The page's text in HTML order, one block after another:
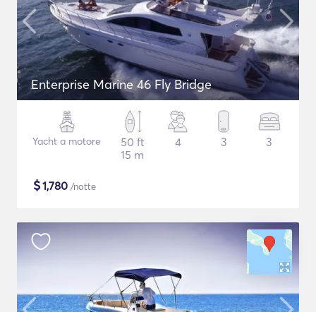
Enterprise Marine 46 Fly Bridge
Yacht a motore
50 ft
15 m
4 3 3
$1,780 /notte